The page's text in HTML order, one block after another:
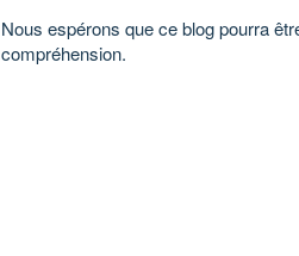
Nous espérons que ce blog pourra
compréhension.